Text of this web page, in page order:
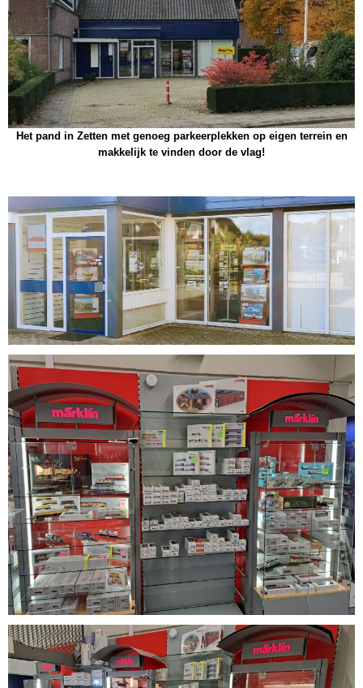
Het pand in Zetten met genoeg parkeerplekken op eigen terrein en
makkelijk te vinden door de vlag!